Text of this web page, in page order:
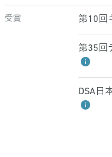
受賞 第10回
第35回
DSA日